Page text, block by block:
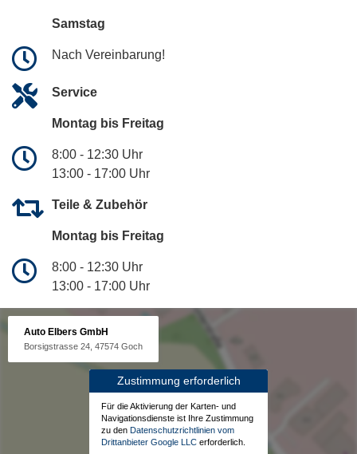
Samstag
Nach Vereinbarung!
Service
Montag bis Freitag
8:00 - 12:30 Uhr
13:00 - 17:00 Uhr
Teile & Zubehör
Montag bis Freitag
8:00 - 12:30 Uhr
13:00 - 17:00 Uhr
Auto Elbers GmbH
Borsigstrasse 24, 47574 Goch
Zustimmung erforderlich
Für die Aktivierung der Karten- und
Navigationsdienste ist Ihre Zustimmung
zu den Datenschutzrichtlinien vom
Drittanbieter Google LLC erforderlich.